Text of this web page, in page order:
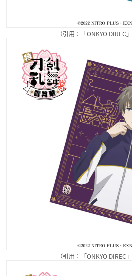
（引用：「ONKYO DIREC」
（引用：「ONKYO DIREC」